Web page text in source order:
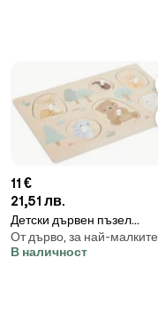
11 €
21,51 лв.
Детски дървен пъзел
atmosphera, 6 части
От дърво, за най-малките
В наличност